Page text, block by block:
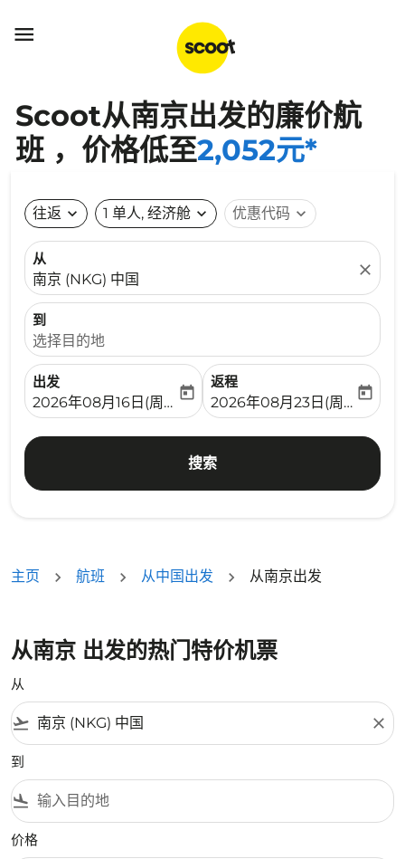

Scoot从南京出发的廉价航
班 ，价格低至2,052元*
往返 expand_more 1 单人, 经济舱 expand_more 优惠代码 expand_more
从
南京 (NKG) 中国
close
到
选择目的地
出发
fc-booking-departure-date-aria-label
2026年08月16日(周日)
today
返程
fc-booking-return-date-
2026年08月23日(周日)
today
搜索
主页 航班 从中国出发 从南京出发
从南京 出发的热门特价机票
从
flight_takeoff close
到
flight_land
价格